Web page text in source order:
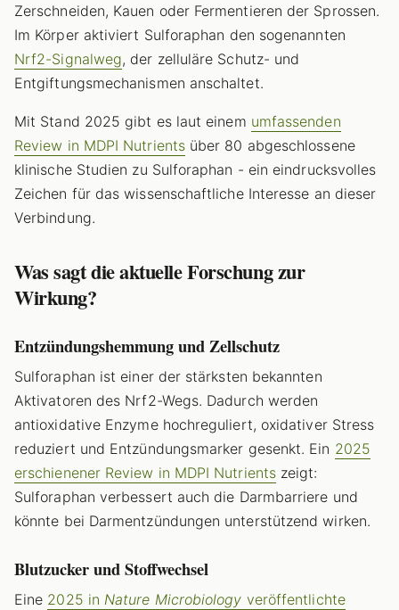
Zerschneiden, Kauen oder Fermentieren der Sprossen.
Im Körper aktiviert Sulforaphan den sogenannten
Nrf2-Signalweg, der zelluläre Schutz- und
Entgiftungsmechanismen anschaltet.
Mit Stand 2025 gibt es laut einem umfassenden
Review in MDPI Nutrientsüber 80 abgeschlossene
klinische Studien zu Sulforaphan - ein eindrucksvolles
Zeichen für das wissenschaftliche Interesse an dieser
Verbindung.
Was sagt die aktuelle Forschung zur
Wirkung?
Entzündungshemmung und Zellschutz
Sulforaphan ist einer der stärksten bekannten
Aktivatoren des Nrf2-Wegs. Dadurch werden
antioxidative Enzyme hochreguliert, oxidativer Stress
reduziert und Entzündungsmarker gesenkt. Ein 2025
erschienener Review in MDPI Nutrientszeigt:
Sulforaphan verbessert auch die Darmbarriere und
könnte bei Darmentzündungen unterstützend wirken.
Blutzucker und Stoffwechsel
Eine 2025 inNature Microbiology veröffentlichte